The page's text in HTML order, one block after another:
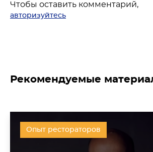
Чтобы оставить комментарий,
авторизуйтесь
Рекомендуемые
Опыт рестораторов